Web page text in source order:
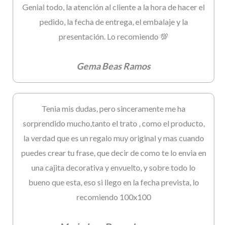
Genial todo, la atención al cliente a la hora de hacer el
pedido, la fecha de entrega, el embalaje y la
presentación. Lo recomiendo 💯
Gema Beas Ramos
Tenia mis dudas, pero sinceramente me ha
sorprendido mucho,tanto el trato , como el producto,
la verdad que es un regalo muy original y mas cuando
puedes crear tu frase, que decir de como te lo envia en
una cajita decorativa y envuelto, y sobre todo lo
bueno que esta, eso si llego en la fecha prevista, lo
recomiendo 100x100